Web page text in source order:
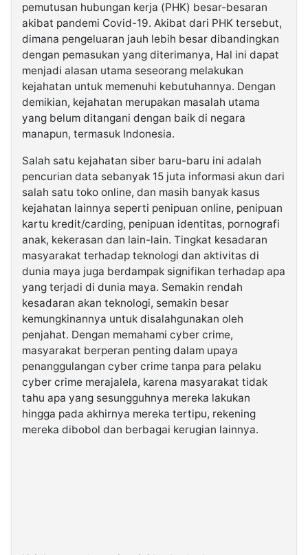
pemutusan hubungan kerja (PHK) besar-besaran
akibat pandemi Covid-19. Akibat dari PHK tersebut,
dimana pengeluaran jauh lebih besar dibandingkan
dengan pemasukan yang diterimanya, Hal ini dapat
menjadi alasan utama seseorang melakukan
kejahatan untuk memenuhi kebutuhannya. Dengan
demikian, kejahatan merupakan masalah utama
yang belum ditangani dengan baik di negara
manapun, termasuk Indonesia.
Salah satu kejahatan siber baru-baru ini adalah
pencurian data sebanyak 15 juta informasi akun dari
salah satu toko online, dan masih banyak kasus
kejahatan lainnya seperti penipuan online, penipuan
kartu kredit/carding, penipuan identitas, pornografi
anak, kekerasan dan lain-lain. Tingkat kesadaran
masyarakat terhadap teknologi dan aktivitas di
dunia maya juga berdampak signifikan terhadap apa
yang terjadi di dunia maya. Semakin rendah
kesadaran akan teknologi, semakin besar
kemungkinannya untuk disalahgunakan oleh
penjahat. Dengan memahami cyber crime,
masyarakat berperan penting dalam upaya
penanggulangan cyber crime tanpa para pelaku
cyber crime merajalela, karena masyarakat tidak
tahu apa yang sesungguhnya mereka lakukan
hingga pada akhirnya mereka tertipu, rekening
mereka dibobol dan berbagai kerugian lainnya.